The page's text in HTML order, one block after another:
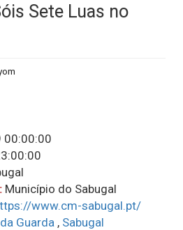
Sete Luas no
00:00:00
Município do Sabugal
www.cm-sabugal.pt/
Guarda , Sabugal